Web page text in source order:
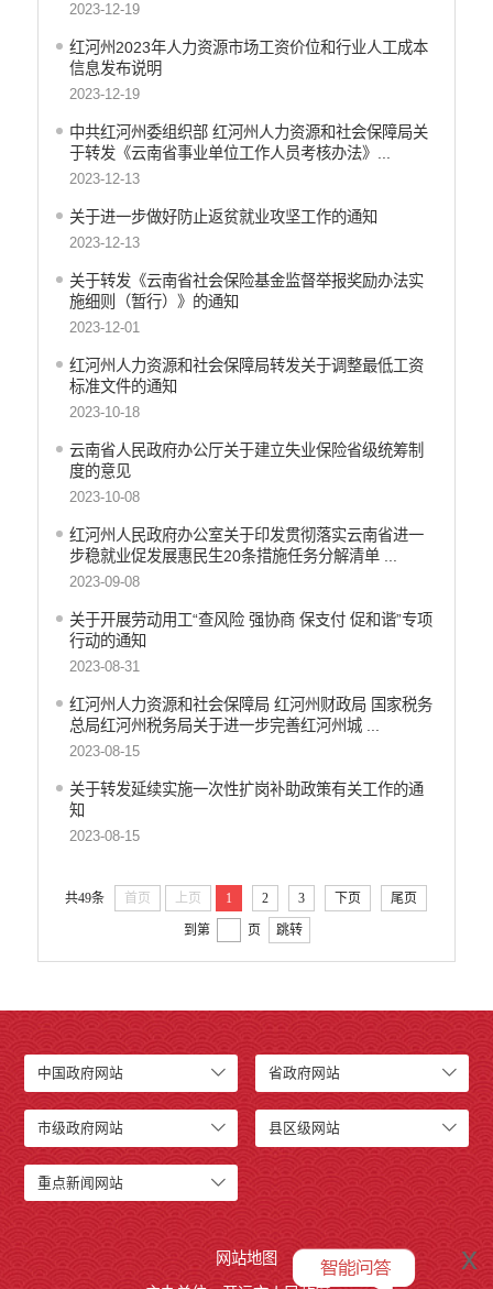
环保督察
医疗卫生
行政许可
行政处罚和行政强制
乡村振兴工作信息公开
2023-12-19
红河州2023年人力资源市场工资价位和行业人工成本
信息发布说明
2023-12-19
中共红河州委组织部 红河州人力资源和社会保障局关
于转发《云南省事业单位工作人员考核办法》...
2023-12-13
关于进一步做好防止返贫就业攻坚工作的通知
2023-12-13
关于转发《云南省社会保险基金监督举报奖励办法实
施细则（暂行）》的通知
2023-12-01
红河州人力资源和社会保障局转发关于调整最低工资
标准文件的通知
2023-10-18
云南省人民政府办公厅关于建立失业保险省级统筹制
度的意见
2023-10-08
红河州人民政府办公室关于印发贯彻落实云南省进一
步稳就业促发展惠民生20条措施任务分解清单 ...
2023-09-08
关于开展劳动用工“查风险 强协商 保支付 促和谐”专项
行动的通知
2023-08-31
红河州人力资源和社会保障局 红河州财政局 国家税务
总局红河州税务局关于进一步完善红河州城 ...
2023-08-15
关于转发延续实施一次性扩岗补助政策有关工作的通
知
2023-08-15
共49条 首页 上页 1 2 3 下页 尾页
到第 页 跳转
中国政府网站 省政府网站
市级政府网站 县区级网站
重点新闻网站
网站地图
x